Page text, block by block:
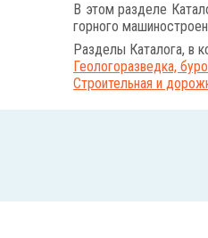
В этом разделе
горного
Разделы Каталога, в
Геологоразведка,
Строительная и